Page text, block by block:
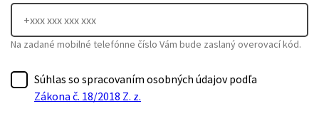
Na zadané mobilné telefónne číslo Vám bude zaslaný overovací kód.
Súhlas so spracovaním osobných údajov podľa
Zákona č. 18/2018 Z. z.